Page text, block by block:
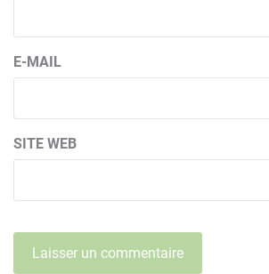
E-MAIL
SITE WEB